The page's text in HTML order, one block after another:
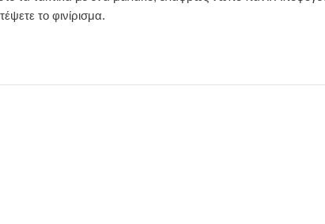
το φινίρισμα.